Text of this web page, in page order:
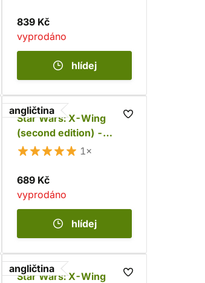
839 Kč
vyprodáno
hlídej
angličtina
Star Wars: X-Wing
(second edition) -
Naboo Royal N-1
1×
689 Kč
vyprodáno
hlídej
angličtina
Star Wars: X-Wing